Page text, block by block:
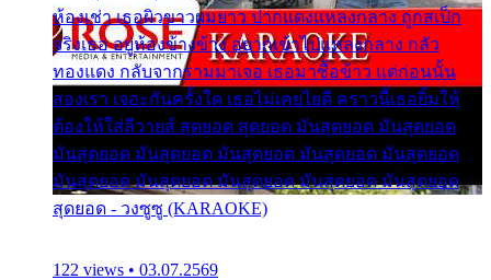
ห้องเช่า เธอผิวขาวผมยาว ปากแดงแหลงกลาง ถูกสเป็ก
จริงเธอ อยู่ห้องข้างข้าง อยากเข้าไปแหลงกลาง กลัว
ทองแดง กลับจากรามมาเจอ เธอมาซื้อข้าว แต่ก่อนนั้น
สองเรา เจอะกันครั้งใด เธอไม่เคยไยดี คราวนี้เธอยิ้มให้
ต้องให้ใส่ลีวายส์ สุดยอด สุดยอด มันสุดยอด มันสุดยอด
มันสุดยอด มันสุดยอด มันสุดยอด มันสุดยอด มันสุดยอด
มันสุดยอด มันสุดยอด มันสุดยอด มันสุดยอด มันสุดยอด
สุดยอด - วงซูซู (KARAOKE)
122 views • 03.07.2569